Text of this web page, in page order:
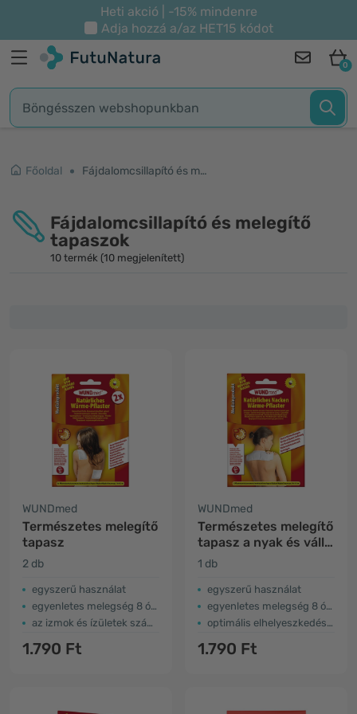
Heti akció | -15% mindenre
Adja hozzá a/az HET15 kódot
0
Főoldal Fájdalomcsillapító és melegítő tapaszok
Fájdalomcsillapító és melegítő
tapaszok
10 termék (10 megjelenített)
WUNDmed
Természetes melegítő
tapasz
2 db
egyszerű használat
egyenletes melegség 8 órán át
az izmok és ízületek számára
1.790 Ft
WUNDmed
Természetes melegítő
tapasz a nyak és váll
részére
1 db
egyszerű használat
egyenletes melegség 8 órán át
optimális elhelyeszkedés a nyakon
1.790 Ft